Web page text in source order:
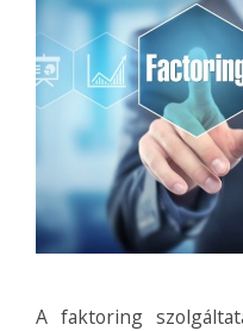
A faktoring